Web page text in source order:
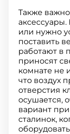
Также
или нужно
поставить
работают в
приносят
комнате не
что воздух
отверстия
осушается,
вариант
сталинок,